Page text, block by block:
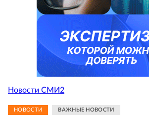
Новости СМИ2
НОВОСТИ ВАЖНЫЕ НОВОСТИ